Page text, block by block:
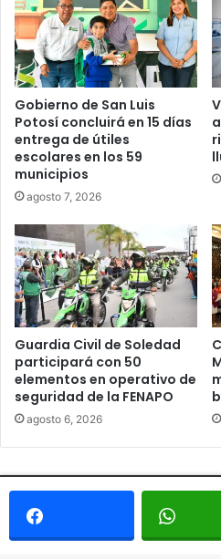
Gobierno de San Luis
Potosí concluirá en 15 días
entrega de útiles
escolares en los 59
municipios
agosto 7, 2026
Guardia Civil de Soledad
participará con 50
elementos en operativo de
seguridad de la FENAPO
agosto 6, 2026
© Copyright 2026, Todos los
San Luis